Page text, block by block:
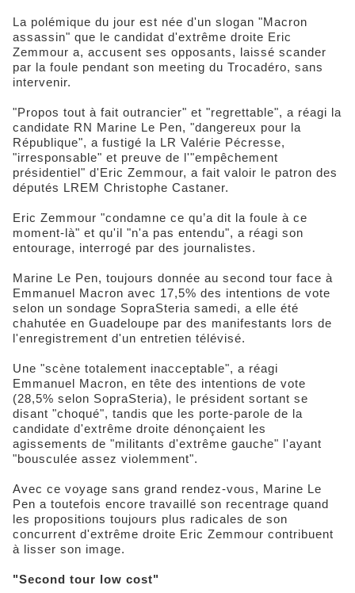
La polémique du jour est née d'un slogan "Macron
assassin" que le candidat d'extrême droite Eric
Zemmour a, accusent ses opposants, laissé scander
par la foule pendant son meeting du Trocadéro, sans
intervenir.
"Propos tout à fait outrancier" et "regrettable", a réagi la
candidate RN Marine Le Pen, "dangereux pour la
République", a fustigé la LR Valérie Pécresse,
"irresponsable" et preuve de l'"empêchement
présidentiel" d'Eric Zemmour, a fait valoir le patron des
députés LREM Christophe Castaner.
Eric Zemmour "condamne ce qu’a dit la foule à ce
moment-là" et qu'il "n'a pas entendu", a réagi son
entourage, interrogé par des journalistes.
Marine Le Pen, toujours donnée au second tour face à
Emmanuel Macron avec 17,5% des intentions de vote
selon un sondage SopraSteria samedi, a elle été
chahutée en Guadeloupe par des manifestants lors de
l'enregistrement d'un entretien télévisé.
Une "scène totalement inacceptable", a réagi
Emmanuel Macron, en tête des intentions de vote
(28,5% selon SopraSteria), le président sortant se
disant "choqué", tandis que les porte-parole de la
candidate d'extrême droite dénonçaient les
agissements de "militants d'extrême gauche" l'ayant
"bousculée assez violemment".
Avec ce voyage sans grand rendez-vous, Marine Le
Pen a toutefois encore travaillé son recentrage quand
les propositions toujours plus radicales de son
concurrent d'extrême droite Eric Zemmour contribuent
à lisser son image.
"Second tour low cost"